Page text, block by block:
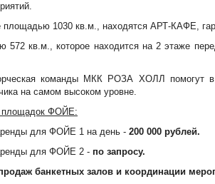
1030 кв.м., находятся АРТ-КАФЕ,
кв.м., которое находится на 2 этаже
команды МКК РОЗА ХОЛЛ помогут
на самом высоком уровне.
площадок ФОЙЕ:
для ФОЙЕ 1 на день - 200 000 рублей.
для ФОЙЕ 2 - по запросу.
банкетных залов и координации